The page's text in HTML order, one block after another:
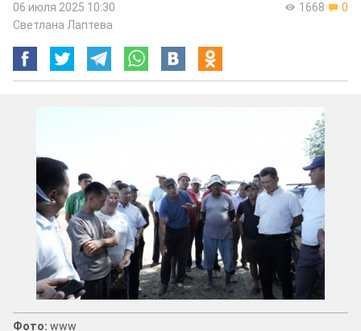
1668 0
06 июля 2025 10:30
Светлана Лаптева
Фото: www